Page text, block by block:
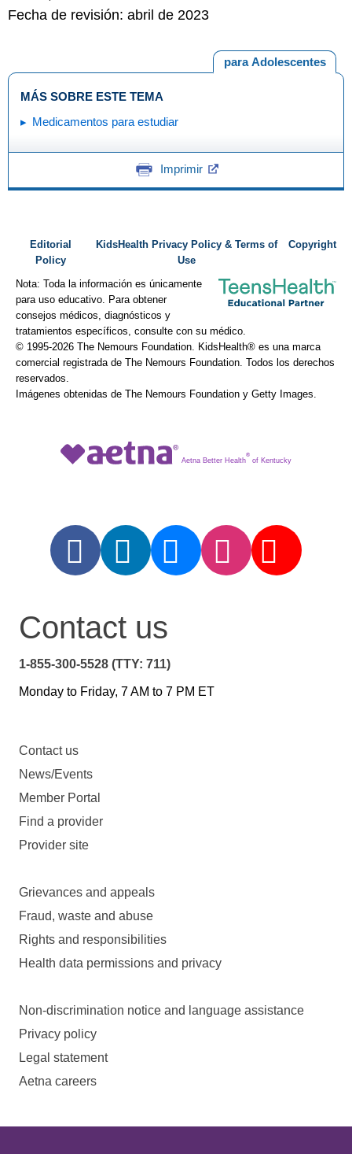
Fecha de revisión: abril de 2023
para Adolescentes
MÁS SOBRE ESTE TEMA
Medicamentos para estudiar
Imprimir
Editorial
Policy
KidsHealth Privacy Policy & Terms of
Use
Copyright
Nota: Toda la información es únicamente
para uso educativo. Para obtener
consejos médicos, diagnósticos y
tratamientos específicos, consulte con su médico.
© 1995-2026 The Nemours Foundation. KidsHealth® es una marca
comercial registrada de The Nemours Foundation. Todos los derechos
reservados.
Imágenes obtenidas de The Nemours Foundation y Getty Images.
Aetna Better Health
®
of Kentucky
Contact us
1-855-300-5528 (TTY: 711)
Monday to Friday, 7 AM to 7 PM ET
Contact us
News/Events
Member Portal
Find a provider
Provider site
Grievances and appeals
Fraud, waste and abuse
Rights and responsibilities
Health data permissions and privacy
Non-discrimination notice and language assistance
Privacy policy
Legal statement
Aetna careers